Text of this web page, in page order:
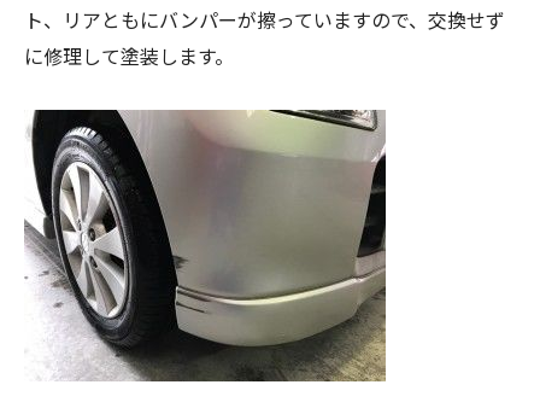
ト、リアともにバンパーが擦っていますので、交換せず
に修理して塗装します。